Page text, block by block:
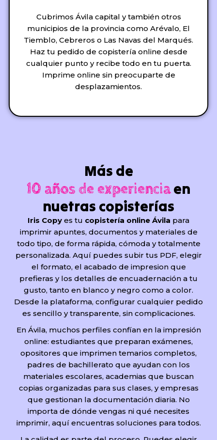
Cubrimos Ávila capital y también otros
municipios de la provincia como Arévalo, El
Tiemblo, Cebreros o Las Navas del Marqués.
Haz tu pedido de copistería online desde
cualquier punto y recibe todo en tu puerta.
Imprime online sin preocuparte de
desplazamientos.
Más de
10 años de experiencia en
nuetras copisterías
Iris Copy es tu copistería online Ávila para
imprimir apuntes, documentos y materiales de
todo tipo, de forma rápida, cómoda y totalmente
personalizada. Aquí puedes subir tus PDF, elegir
el formato, el acabado de impresion que
prefieras y los detalles de encuadernación a tu
gusto, tanto en blanco y negro como a color.
Desde la plataforma, configurar cualquier pedido
es sencillo y transparente, sin complicaciones.
En Ávila, muchos perfiles confían en la impresión
online: estudiantes que preparan exámenes,
opositores que imprimen temarios completos,
padres de bachillerato que ayudan con los
materiales escolares, academias que buscan
copias organizadas para sus clases, y empresas
que gestionan la documentación diaria. No
importa de dónde vengas ni qué necesites
imprimir, aquí encuentras soluciones para todos.